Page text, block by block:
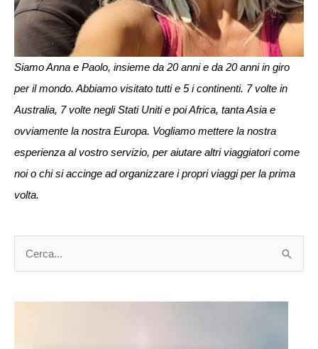
Siamo Anna e Paolo, insieme da 20 anni e da 20 anni in giro
per il mondo. Abbiamo visitato tutti e 5 i continenti. 7 volte in
Australia, 7 volte negli Stati Uniti e poi Africa, tanta Asia e
ovviamente la nostra Europa. Vogliamo mettere la nostra
esperienza al vostro servizio, per aiutare altri viaggiatori come
noi o chi si accinge ad organizzare i propri viaggi per la prima
volta.
r